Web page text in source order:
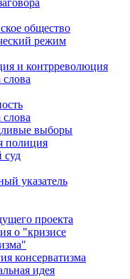
общество
режим
и контрреволюция
выборы
полиция
суд
указатель
проекта
о "кризисе
консерватизма
идея